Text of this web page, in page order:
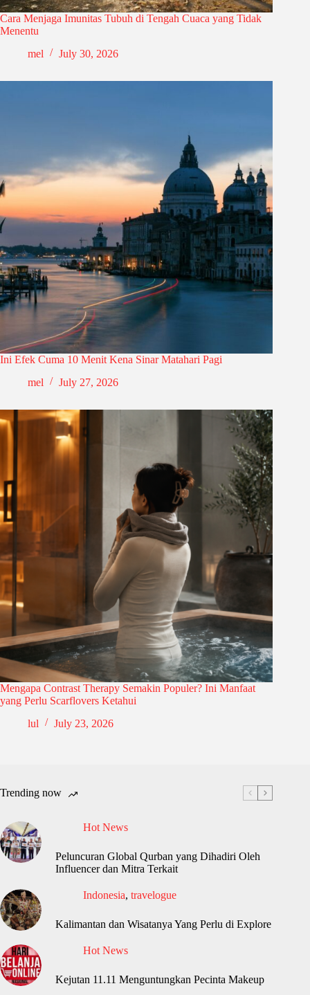
Cara Menjaga Imunitas Tubuh di Tengah Cuaca yang Tidak
Menentu
mel
July 30, 2026
Ini Efek Cuma 10 Menit Kena Sinar Matahari Pagi
mel
July 27, 2026
Mengapa Contrast Therapy Semakin Populer? Ini Manfaat
yang Perlu Scarflovers Ketahui
lul
July 23, 2026
Trending now
Hot News
Peluncuran Global Qurban yang Dihadiri Oleh
Influencer dan Mitra Terkait
Indonesia, travelogue
Kalimantan dan Wisatanya Yang Perlu di Explore
Hot News
Kejutan 11.11 Menguntungkan Pecinta Makeup